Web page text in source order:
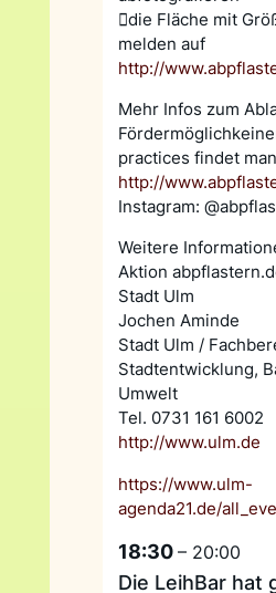
die Fläche mit
melden auf
http://
Mehr Infos zum
practices findet
http://
Instagram:
Weitere
Aktion
Stadt Ulm
Jochen Aminde
Stadt Ulm /
Stadtentwicklung,
Umwelt
Tel. 0731 161 6002
http://www.ulm.de
https://www.ulm-
agenda21.de/
18:30– 20:00
Die LeihBar hat